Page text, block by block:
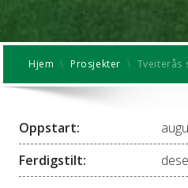
Hjem \ Prosjekter \ Tveiterås
Oppstart:
Ferdigstilt: